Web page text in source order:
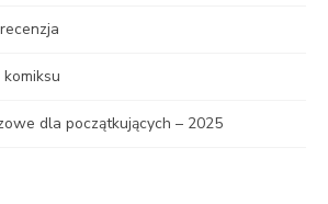
dla początkujących – 2025